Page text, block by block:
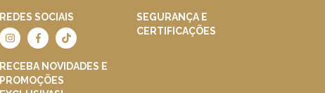
REDES SOCIAIS
RECEBA NOVIDADES E
PROMOÇÕES
SEGURANÇA E
CERTIFICAÇÕES